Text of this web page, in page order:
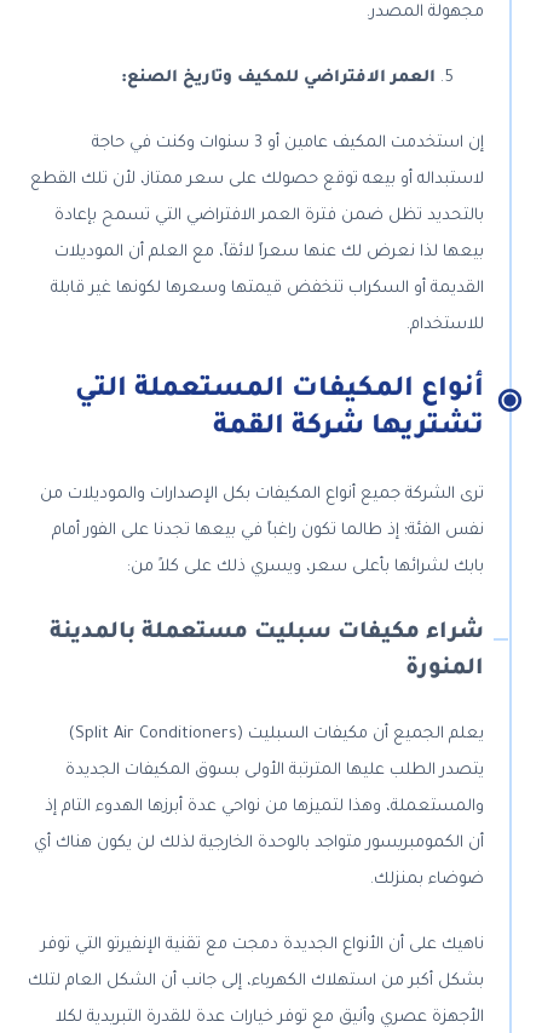
مجهولة المصدر.
العمر الافتراضي للمكيف وتاريخ الصنع:
إن استخدمت المكيف عامين أو 3 سنوات وكنت في حاجة
لاستبداله أو بيعه توقع حصولك على سعر ممتاز، لأن تلك القطع
بالتحديد تظل ضمن فترة العمر الافتراضي التي تسمح بإعادة
بيعها لذا نعرض لك عنها سعراً لائقاً، مع العلم أن الموديلات
القديمة أو السكراب تنخفض قيمتها وسعرها لكونها غير قابلة
للاستخدام.
أنواع المكيفات المستعملة التي
تشتريها شركة القمة
ترى الشركة جميع أنواع المكيفات بكل الإصدارات والموديلات من
نفس الفئة؛ إذ طالما تكون راغباً في بيعها تجدنا على الفور أمام
بابك لشرائها بأعلى سعر، ويسري ذلك على كلاً من:
شراء مكيفات سبليت مستعملة بالمدينة
المنورة
يعلم الجميع أن مكيفات السبليت (Split Air Conditioners)
يتصدر الطلب عليها المترتبة الأولى بسوق المكيفات الجديدة
والمستعملة، وهذا لتميزها من نواحي عدة أبرزها الهدوء التام إذ
أن الكمومبريسور متواجد بالوحدة الخارجية لذلك لن يكون هناك أي
ضوضاء بمنزلك.
ناهيك على أن الأنواع الجديدة دمجت مع تقنية الإنفيرتو التي توفر
بشكل أكبر من استهلاك الكهرباء، إلى جانب أن الشكل العام لتلك
الأجهزة عصري وأنيق مع توفر خيارات عدة للقدرة التبريدية لكلا